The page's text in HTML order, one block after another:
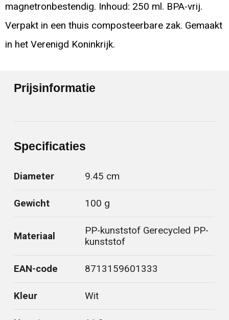
magnetronbestendig. Inhoud: 250 ml. BPA-vrij.
Verpakt in een thuis composteerbare zak. Gemaakt
in het Verenigd Koninkrijk.
Prijsinformatie
Specificaties
Diameter 9.45 cm
Gewicht 100 g
Materiaal
PP-kunststof Gerecycled PP-
kunststof
EAN-code 8713159601333
Kleur Wit